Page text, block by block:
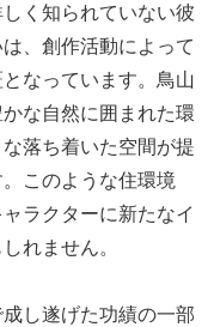
く知られていない彼
、創作活動によって
なっています。鳥山
な自然に囲まれた環
落ち着いた空間が提
このような住環境
ラクターに新たなイ
れません。
し遂げた功績の一部